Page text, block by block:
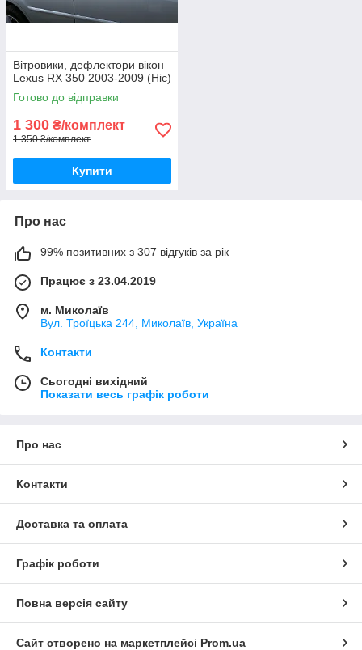
Вітровики, дефлектори вікон
Lexus RX 350 2003-2009 (Hic)
Готово до відправки
1 300 ₴/комплект
1 350 ₴/комплект
Купити
Про нас
99% позитивних з 307 відгуків за рік
Працює з 23.04.2019
м. Миколаїв
Вул. Троїцька 244, Миколаїв, Україна
Контакти
Сьогодні вихідний
Показати весь графік роботи
Про нас
Контакти
Доставка та оплата
Графік роботи
Повна версія сайту
Сайт створено на маркетплейсі Prom.ua